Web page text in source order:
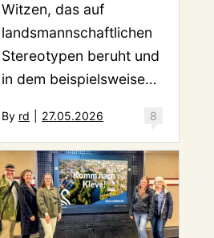
Witzen, das auf
landsmannschaftlichen
Stereotypen beruht und
in dem beispielsweise…
8
By rd 27.05.2026